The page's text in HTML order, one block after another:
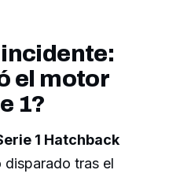
el motor
1?
1 Hatchback
disparado tras el